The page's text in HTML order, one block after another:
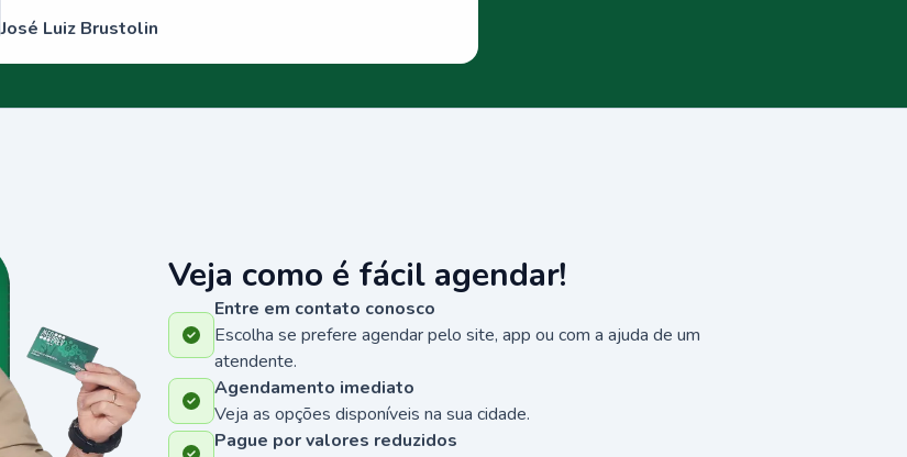
José Luiz Brustolin
Veja como é fácil agendar!
Entre em contato conosco
Escolha se prefere agendar pelo site, app ou com a ajuda de um
atendente.
Agendamento imediato
Veja as opções disponíveis na sua cidade.
Pague por valores reduzidos